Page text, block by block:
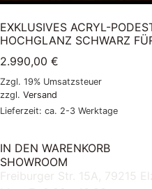
EXKLUSIVES ACRYL-
HOCHGLANZ SCHWARZ
2.990,00 €
Zzgl. 19% Umsatzsteuer
zzgl. Versand
Lieferzeit: ca. 2-3 Werktage
IN DEN WARENKORB
SHOWROOM
Freiburger Str. 15A, 79215